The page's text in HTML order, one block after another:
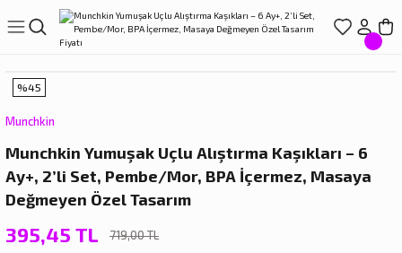
Geri Dön
Geri Dön
Suluklar
Geri Dön
Setleri
Geri Dön
Geri Dön
%45
Munchkin
Munchkin Yumuşak Uçlu Alıştırma Kaşıkları – 6
Ay+, 2’li Set, Pembe/Mor, BPA İçermez, Masaya
Değmeyen Özel Tasarım
395,45 TL 719,00 TL